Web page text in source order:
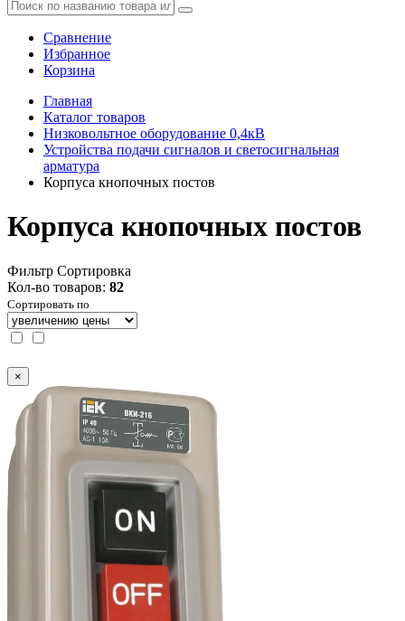
Сравнение
Избранное
Корзина
Главная
Каталог товаров
Низковольтное оборудование 0,4кВ
Устройства подачи сигналов и светосигнальная
арматура
Корпуса кнопочных постов
Корпуса кнопочных постов
Фильтр Сортировка
Кол-во товаров: 82
Сортировать по
×